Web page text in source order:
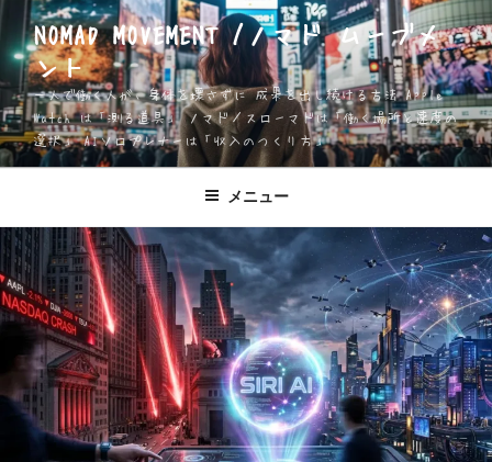
ン
テ
ン
ツ
へ
ス
プ
NOMAD MOVEMENT /ノマド ムーブメ
ント
一人で働く人が、身体を壊さずに 成果を出し続ける方法 Apple
Watch は「測る道具」 ノマド／スローマドは「働く場所と速度の
選択」 AIソロプレナーは「収入のつくり方」
メニュー